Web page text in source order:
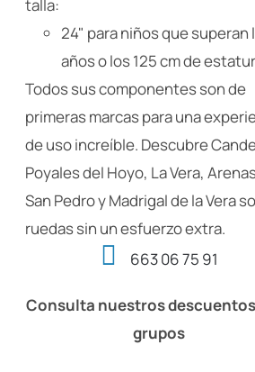
talla:
24" para niños que superan
años o los 125 cm de
Todos sus componentes son de
primeras marcas para una
de uso increíble. Descubre
Poyales del Hoyo, La Vera,
San Pedro y Madrigal de la Vera
ruedas sin un esfuerzo extra.
663 06 75 91
Consulta nuestros
grupos